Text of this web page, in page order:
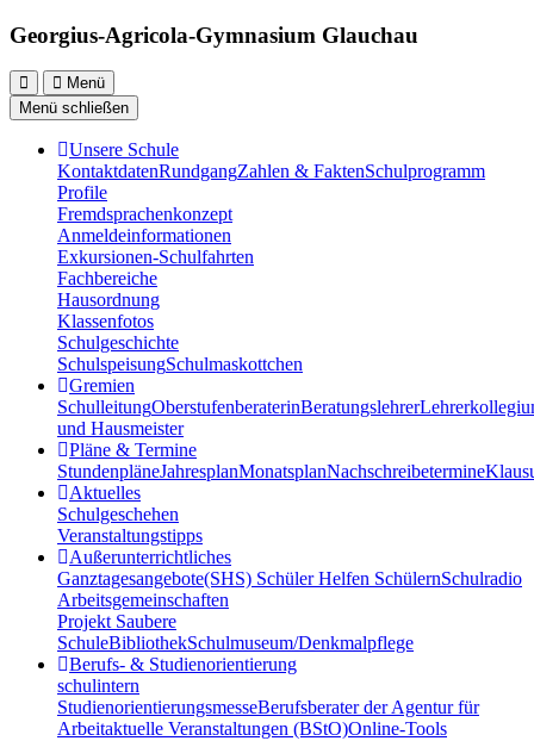
Georgius-Agricola-Gymnasium Glauchau
Menü
Menü schließen
Unsere Schule
KontaktdatenRundgangZahlen & FaktenSchulprogramm
Profile
Fremdsprachenkonzept
Anmeldeinformationen
Exkursionen-Schulfahrten
Fachbereiche
Hausordnung
Klassenfotos
Schulgeschichte
SchulspeisungSchulmaskottchen
Gremien
SchulleitungOberstufenberaterinBeratungslehrer
und Hausmeister
Pläne & Termine
StundenpläneJahresplanMonatsplanNachschreibetermine
Aktuelles
Schulgeschehen
Veranstaltungstipps
Außerunterrichtliches
Ganztagesangebote(SHS) Schüler Helfen SchülernSchulradio
Arbeitsgemeinschaften
Projekt Saubere
SchuleBibliothekSchulmuseum/Denkmalpflege
Berufs- & Studienorientierung
schulintern
StudienorientierungsmesseBerufsberater der Agentur für
Arbeitaktuelle Veranstaltungen (BStO)Online-Tools